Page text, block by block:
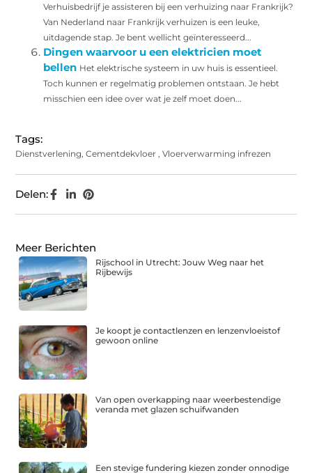
Verhuisbedrijf je assisteren bij een verhuizing naar Frankrijk?
Van Nederland naar Frankrijk verhuizen is een leuke,
uitdagende stap. Je bent wellicht geïnteresseerd...
Dingen waarvoor u een elektricien moet
bellen Het elektrische systeem in uw huis is essentieel.
Toch kunnen er regelmatig problemen ontstaan. Je hebt
misschien een idee over wat je zelf moet doen...
Tags:
Dienstverlening,Cementdekvloer ,Vloerverwarming infrezen
Delen:
Meer Berichten
Rijschool in Utrecht: Jouw Weg naar het
Rijbewijs
Je koopt je contactlenzen en lenzenvloeistof
gewoon online
Van open overkapping naar weerbestendige
veranda met glazen schuifwanden
Een stevige fundering kiezen zonder onnodige